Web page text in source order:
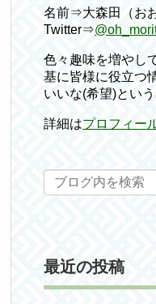
名前⇒大森田（お
Twitter⇒
色々趣味を増やし
基に皆様に役立つ
いいな(希望)という
詳細はプロフィー
最近の投稿